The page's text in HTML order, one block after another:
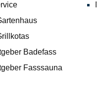
Badefass
Fasssauna